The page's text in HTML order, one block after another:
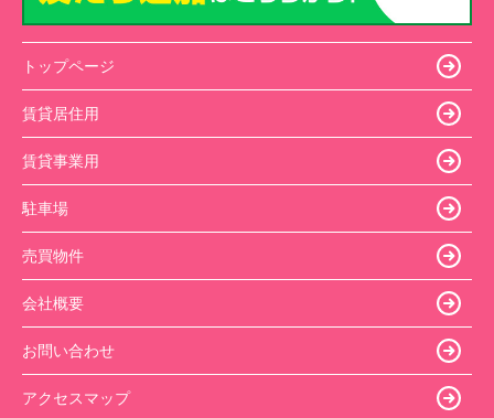
トップページ
賃貸居住用
賃貸事業用
駐車場
売買物件
会社概要
お問い合わせ
アクセスマップ